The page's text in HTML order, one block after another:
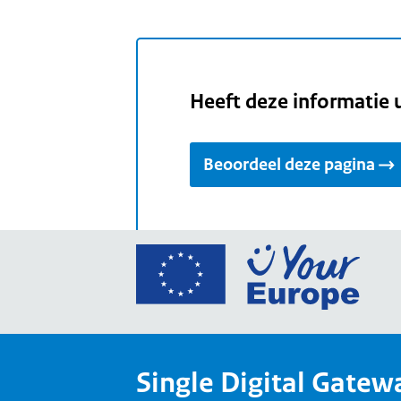
Heeft deze informatie
Beoordeel deze pagina
Ga
Your
Single Digital